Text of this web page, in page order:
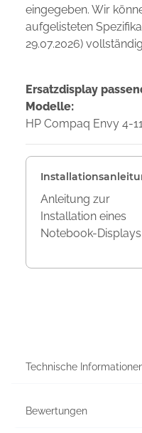
eingegeben. Wir
aufgelisteten
29.07.2026)
Ersatzdisplay
Modelle:
HP Compaq Envy 4-
Anleitung zur
Installation eines
Notebook-Displays
Technische
Bewertungen